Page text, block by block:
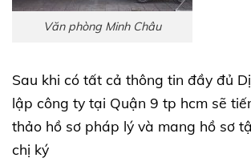
Văn phòng Minh Châu
Sau khi có tất cả thông tin đầy đủ
lập công ty tại Quận 9 tp hcm sẽ
thảo hồ sơ pháp lý và mang hồ sơ
chị ký